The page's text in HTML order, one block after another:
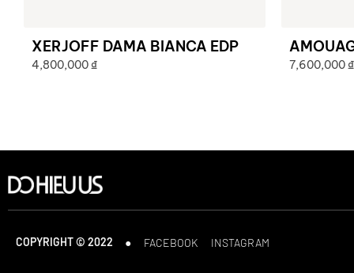
XERJOFF DAMA BIANCA EDP
4,800,000₫ 7,600,000₫
COPYRIGHT © 2022 ● FACEBOOK INSTAGRAM